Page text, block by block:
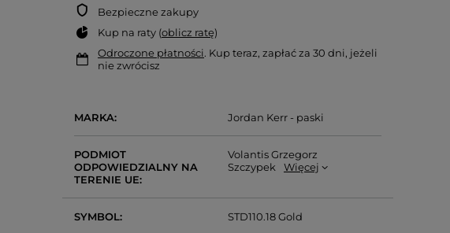
Bezpieczne zakupy
Kup na raty (oblicz ratę)
Odroczone płatności. Kup teraz, zapłać za 30 dni, jeżeli
nie zwrócisz
MARKA Jordan Kerr - paski
PODMIOT
ODPOWIEDZIALNY NA
TERENIE UE
Volantis Grzegorz
Szczypek
Więcej
SYMBOL STD110.18 Gold